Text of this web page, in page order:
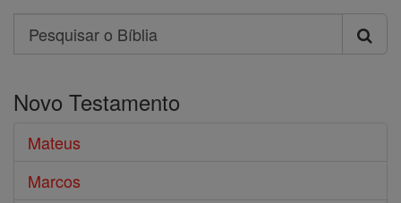
Search
Pesquisar
Bíblia
Novo Testamento
Mateus
Marcos